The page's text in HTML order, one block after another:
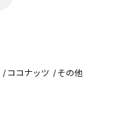
ココナッツ その他